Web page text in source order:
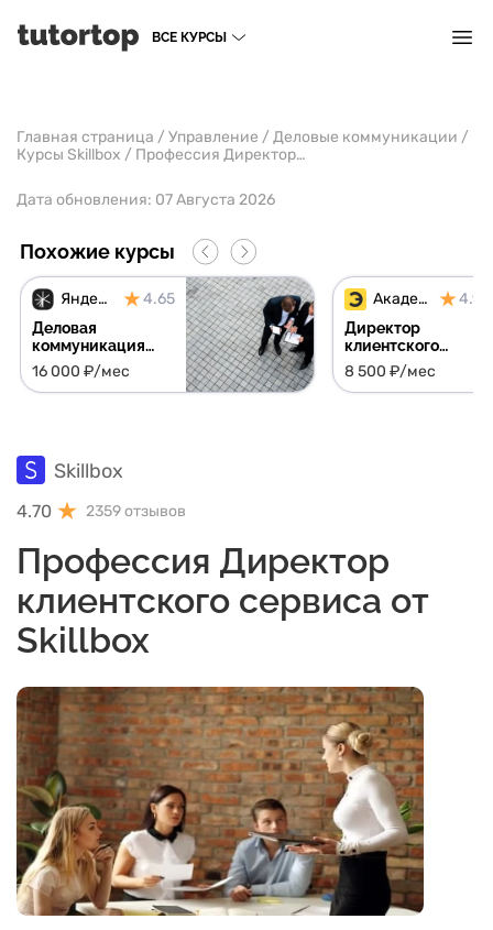
ВСЕ КУРСЫ
Главная страница /Управление /Деловые коммуникации /
Курсы Skillbox / Профессия Директор клиентского сервиса
Дата обновления: 07 Августа 2026
Похожие курсы
Яндекс Практикум 4.65
Деловая
коммуникация
для начинающих
руководителей -
начни бесплатно
16 000 ₽/мес
Академия Эдюсон 4.91
Директор
клиентского
сервиса + сессия с
экспертом в
подарок
8 500 ₽/мес
Skillbox
4.70 2359 отзывов
Профессия Директор
клиентского сервиса от
Skillbox